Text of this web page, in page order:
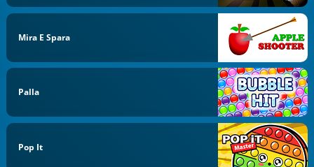
Mira E Spara
Palla
Pop It